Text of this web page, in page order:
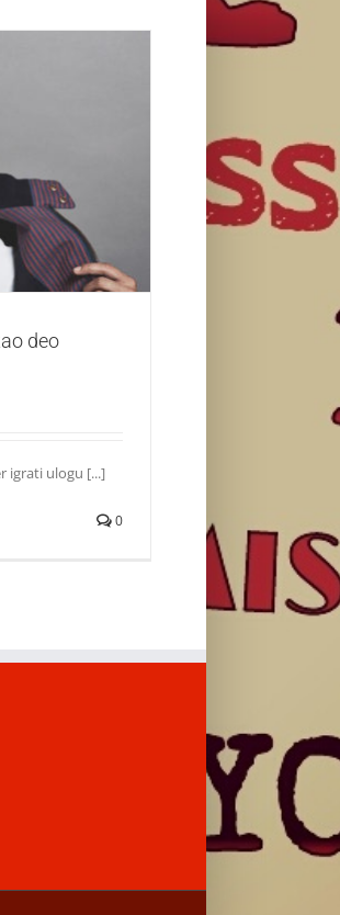
ekipe
deo
igrati ulogu [...]
0